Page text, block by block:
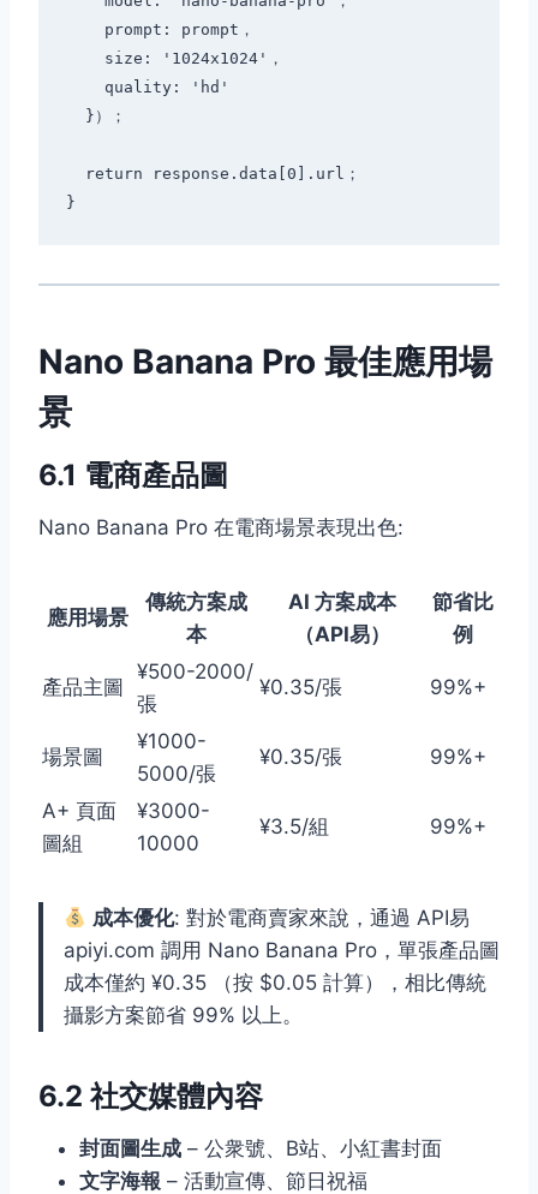
Nano Banana Pro 最佳應用場
景
6.1 電商產品圖
Nano Banana Pro 在電商場景表現出色:
應用場景
傳統方案成
本
AI 方案成本
（API易）
節省比
例
產品主圖
¥500-2000/
張
¥0.35/張 99%+
場景圖
¥1000-
5000/張
¥0.35/張 99%+
A+ 頁面
圖組
¥3000-
10000
¥3.5/組 99%+
成本優化: 對於電商賣家來說，通過 API易
apiyi.com 調用 Nano Banana Pro，單張產品圖
成本僅約 ¥0.35 （按 $0.05 計算），相比傳統
攝影方案節省 99% 以上。
6.2 社交媒體內容
封面圖生成 – 公衆號、B站、小紅書封面
文字海報 – 活動宣傳、節日祝福